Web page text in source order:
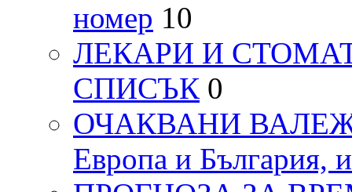
номер 10
ЛЕКАРИ И
СПИСЪК 0
ОЧАКВАНИ ВАЛЕЖИ
Европа и България,